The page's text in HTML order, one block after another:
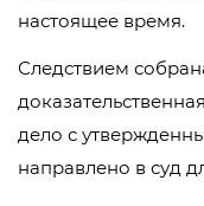
настоящее время.
Следствием
дело с
направлено в суд